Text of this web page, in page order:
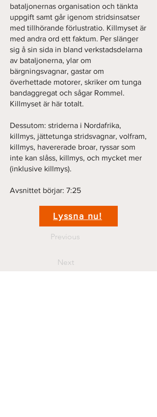
bataljonernas organisation och tänkta
uppgift samt går igenom stridsinsatser
med tillhörande förlustratio. Killmyset är
med andra ord ett faktum. Per slänger
sig å sin sida in bland verkstadsdelarna
av bataljonerna, ylar om
bärgningsvagnar, gastar om
överhettade motorer, skriker om tunga
bandaggregat och sågar Rommel.
Killmyset är här totalt.
Dessutom: striderna i Nordafrika,
killmys, jättetunga stridsvagnar, volfram,
killmys, havererade broar, ryssar som
inte kan slåss, killmys, och mycket mer
(inklusive killmys).
Avsnittet börjar: 7:25
Lyssna nu!
Previous
Next